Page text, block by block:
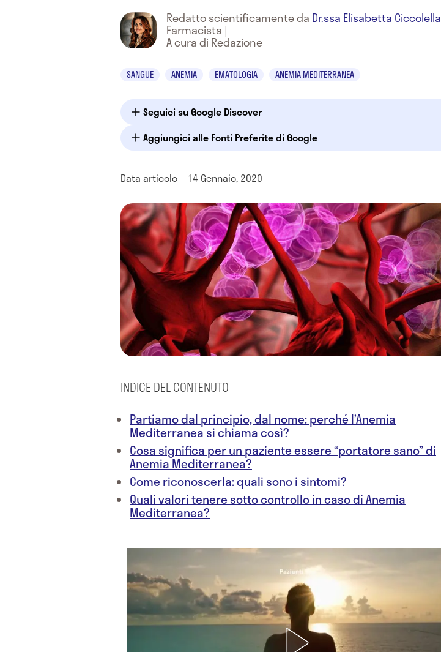
Redatto scientificamente da Dr.ssa Elisabetta Ciccolella
Farmacista |
A cura di Redazione
SANGUE ANEMIA EMATOLOGIA ANEMIA MEDITERRANEA
Seguici su Google Discover
Aggiungici alle Fonti Preferite di Google
Data articolo – 14 Gennaio, 2020
INDICE DEL CONTENUTO
Partiamo dal principio, dal nome: perché l’Anemia
Mediterranea si chiama così?
Cosa significa per un paziente essere “portatore sano” di
Anemia Mediterranea?
Come riconoscerla: quali sono i sintomi?
Quali valori tenere sotto controllo in caso di Anemia
Mediterranea?